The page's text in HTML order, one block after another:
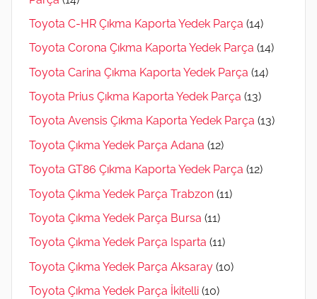
Toyota C-HR Çıkma Kaporta Yedek Parça (14)
Toyota Corona Çıkma Kaporta Yedek Parça (14)
Toyota Carina Çıkma Kaporta Yedek Parça (14)
Toyota Prius Çıkma Kaporta Yedek Parça (13)
Toyota Avensis Çıkma Kaporta Yedek Parça (13)
Toyota Çıkma Yedek Parça Adana (12)
Toyota GT86 Çıkma Kaporta Yedek Parça (12)
Toyota Çıkma Yedek Parça Trabzon (11)
Toyota Çıkma Yedek Parça Bursa (11)
Toyota Çıkma Yedek Parça Isparta (11)
Toyota Çıkma Yedek Parça Aksaray (10)
Toyota Çıkma Yedek Parça İkitelli (10)